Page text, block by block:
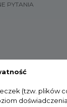
PYTANIA
(tzw. plików